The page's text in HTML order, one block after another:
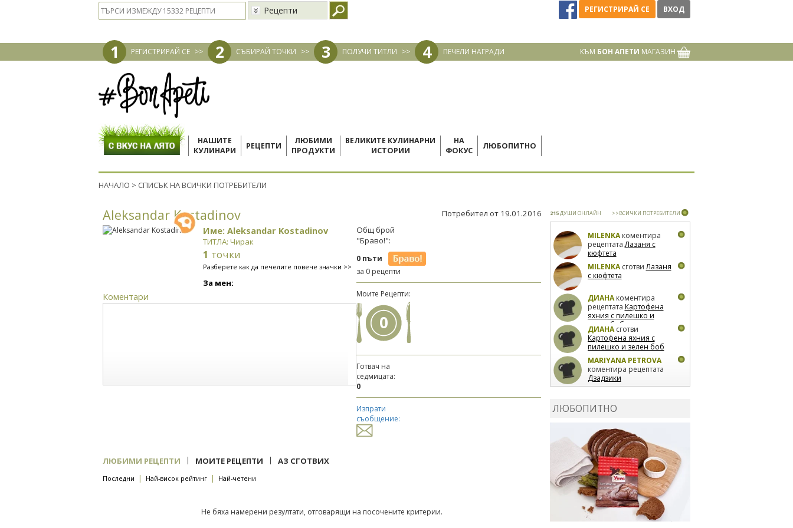
Рецепти РЕГИСТРИРАЙ СЕ ВХОД
1 РЕГИСТРИРАЙ СЕ >> 2 СЪБИРАЙ ТОЧКИ >> 3 ПОЛУЧИ ТИТЛИ >> 4 ПЕЧЕЛИ НАГРАДИ КЪМ БОН АПЕТИ МАГАЗИН
НАШИТЕ
КУЛИНАРИ
РЕЦЕПТИ
ЛЮБИМИ
ПРОДУКТИ
ВЕЛИКИТЕ КУЛИНАРНИ
ИСТОРИИ
НА
ФОКУС
ЛЮБОПИТНО
НАЧАЛО > СПИСЪК НА ВСИЧКИ ПОТРЕБИТЕЛИ
Aleksandar Kostadinov Потребител от 19.01.2016
Име: Aleksandar Kostadinov
ТИТЛА: Чирак
1 точки
Разберете как да печелите повече значки >>
За мен:
Коментари
Общ брой
"Браво!":
0 пъти
за 0 рецепти
Моите Рецепти:
0
Готвач на
седмицата:
0
Изпрати
съобщение:
ЛЮБИМИ РЕЦЕПТИ | МОИТЕ РЕЦЕПТИ | АЗ СГОТВИХ
Последни | Най-висок рейтинг | Най-четени
Не бяха намерени резултати, отговарящи на посочените критерии.
215ДУШИ ОНЛАЙН >>ВСИЧКИ ПОТРЕБИТЕЛИ
MILENKAкоментира
рецептатаЛазаня с
кюфтета
MILENKAсготвиЛазаня
с кюфтета
ДИАНАкоментира
рецептата Картофена
яхния с пилешко и
зелен боб
ДИАНАсготви
Картофена яхния с
пилешко и зелен боб
MARIYANA PETROVA
коментира рецептата
Дзадзики
сготвиДзадзики
ЛЮБОПИТНО